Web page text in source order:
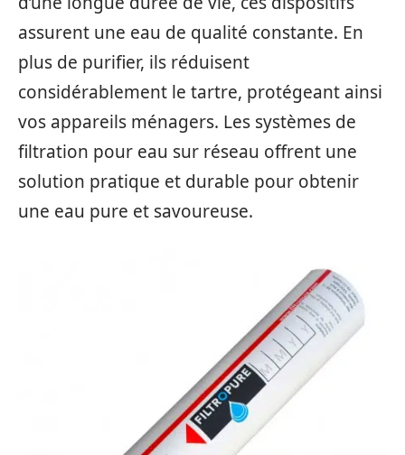
assurent une eau de qualité constante. En
plus de purifier, ils réduisent
considérablement le tartre, protégeant ainsi
vos appareils ménagers. Les systèmes de
filtration pour eau sur réseau offrent une
solution pratique et durable pour obtenir
une eau pure et savoureuse.